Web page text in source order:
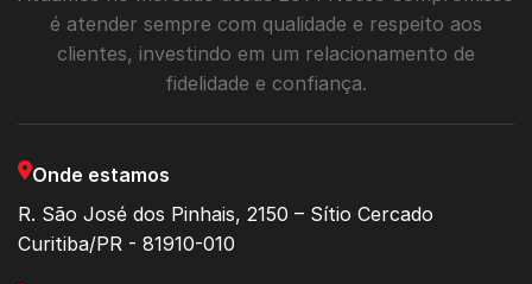
é atender sempre com qualidade e respeito aos
clientes, investindo em um relacionamento de
fidelidade e confiança.
Onde estamos
R. São José dos Pinhais, 2150 – Sítio Cercado
Curitiba/PR - 81910-010